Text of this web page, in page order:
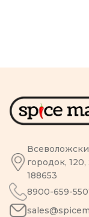
городок,
188653
8900-659-